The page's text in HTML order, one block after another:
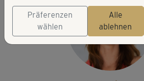
Präferenzen
wählen
Alle
ablehnen